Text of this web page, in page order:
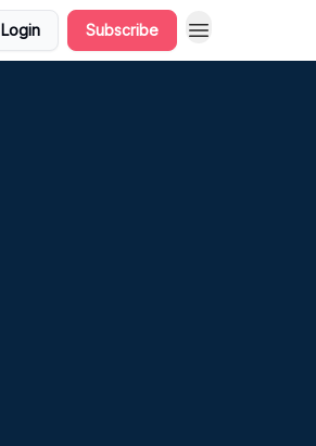
Login Subscribe